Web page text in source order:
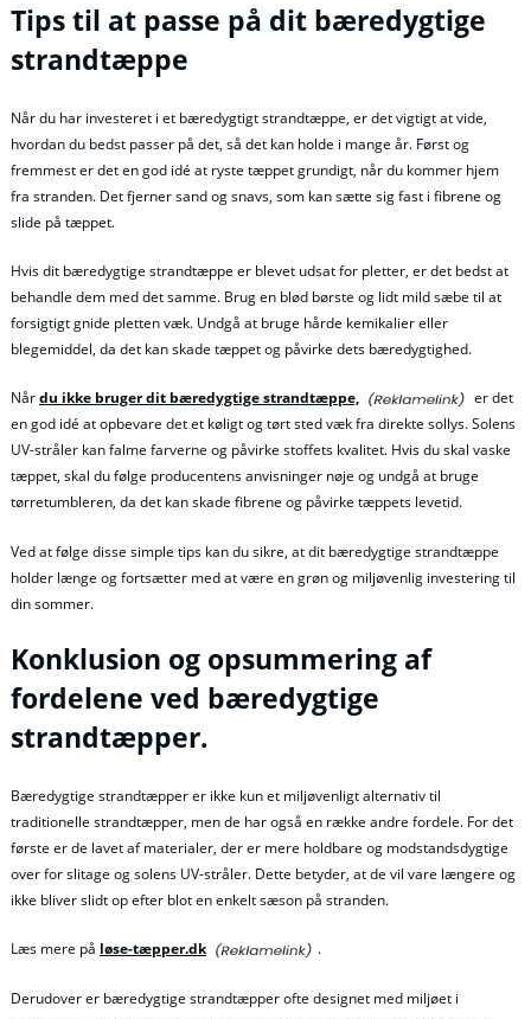
Tips til at passe på dit bæredygtige
strandtæppe
Når du har investeret i et bæredygtigt strandtæppe, er det vigtigt at vide,
hvordan du bedst passer på det, så det kan holde i mange år. Først og
fremmest er det en god idé at ryste tæppet grundigt, når du kommer hjem
fra stranden. Det fjerner sand og snavs, som kan sætte sig fast i fibrene og
slide på tæppet.
Hvis dit bæredygtige strandtæppe er blevet udsat for pletter, er det bedst at
behandle dem med det samme. Brug en blød børste og lidt mild sæbe til at
forsigtigt gnide pletten væk. Undgå at bruge hårde kemikalier eller
blegemiddel, da det kan skade tæppet og påvirke dets bæredygtighed.
Nårdu ikke bruger dit bæredygtige strandtæppe,
er det
en god idé at opbevare det et køligt og tørt sted væk fra direkte sollys. Solens
UV-stråler kan falme farverne og påvirke stoffets kvalitet. Hvis du skal vaske
tæppet, skal du følge producentens anvisninger nøje og undgå at bruge
tørretumbleren, da det kan skade fibrene og påvirke tæppets levetid.
Ved at følge disse simple tips kan du sikre, at dit bæredygtige strandtæppe
holder længe og fortsætter med at være en grøn og miljøvenlig investering til
din sommer.
Konklusion og opsummering af
fordelene ved bæredygtige
strandtæpper.
Bæredygtige strandtæpper er ikke kun et miljøvenligt alternativ til
traditionelle strandtæpper, men de har også en række andre fordele. For det
første er de lavet af materialer, der er mere holdbare og modstandsdygtige
over for slitage og solens UV-stråler. Dette betyder, at de vil vare længere og
ikke bliver slidt op efter blot en enkelt sæson på stranden.
Læs mere på løse-tæpper.dk .
Derudover er bæredygtige strandtæpper ofte designet med miljøet i